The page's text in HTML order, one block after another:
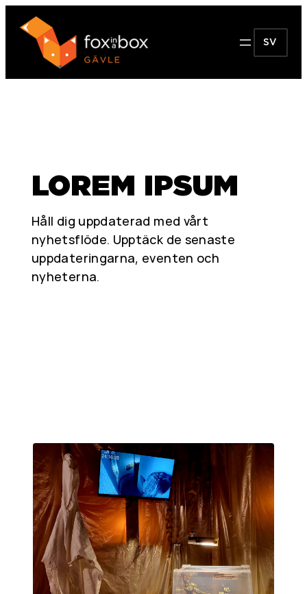
SV
LOREM IPSUM
Håll dig uppdaterad med vårt
nyhetsflöde. Upptäck de senaste
uppdateringarna, eventen och
nyheterna.